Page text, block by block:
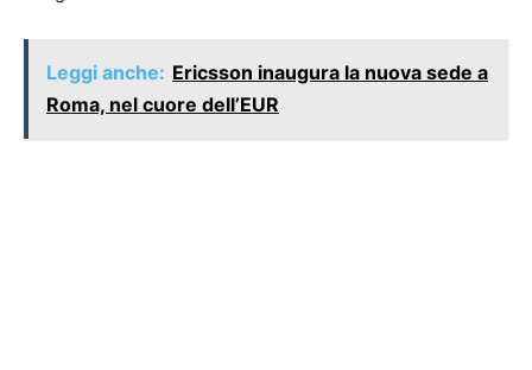
Leggi anche: Ericsson inaugura la nuova sede a
Roma, nel cuore dell’EUR